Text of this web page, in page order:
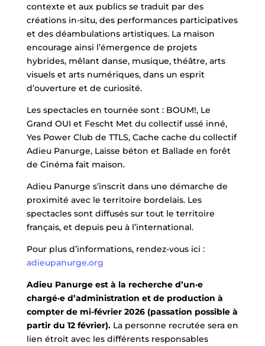
contexte et aux publics se traduit par des
créations in-situ, des performances participatives
et des déambulations artistiques. La maison
encourage ainsi l’émergence de projets
hybrides, mêlant danse, musique, théâtre, arts
visuels et arts numériques, dans un esprit
d’ouverture et de curiosité.
Les spectacles en tournée sont : BOUM!, Le
Grand OUI et Fescht Met du collectif ussé inné,
Yes Power Club de TTLS, Cache cache du collectif
Adieu Panurge, Laisse béton et Ballade en forêt
de Cinéma fait maison.
Adieu Panurge s’inscrit dans une démarche de
proximité avec le territoire bordelais. Les
spectacles sont diffusés sur tout le territoire
français, et depuis peu à l’international.
Pour plus d’informations, rendez-vous ici :
adieupanurge.org
Adieu Panurge est à la recherche d’un·e
chargé·e d’administration et de production à
compter de mi-février 2026 (passation possible à
partir du 12 février).La personne recrutée sera en
lien étroit avec les différents responsables